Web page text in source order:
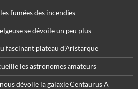
fumées des incendies
se dévoile un peu plus
fascinant plateau d’Aristarque
les astronomes amateurs
dévoile la galaxie Centaurus A